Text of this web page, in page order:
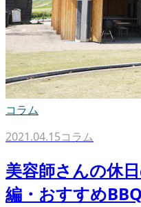
コラム
2021.04.15コラム
美容師さんの休
編・おすすめ